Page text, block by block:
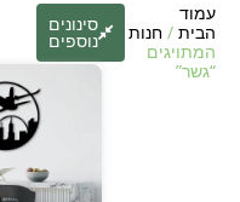
עמוד
הבית / חנות / מוצרים
המתויגים
“גשר”
סינונים
נוספים